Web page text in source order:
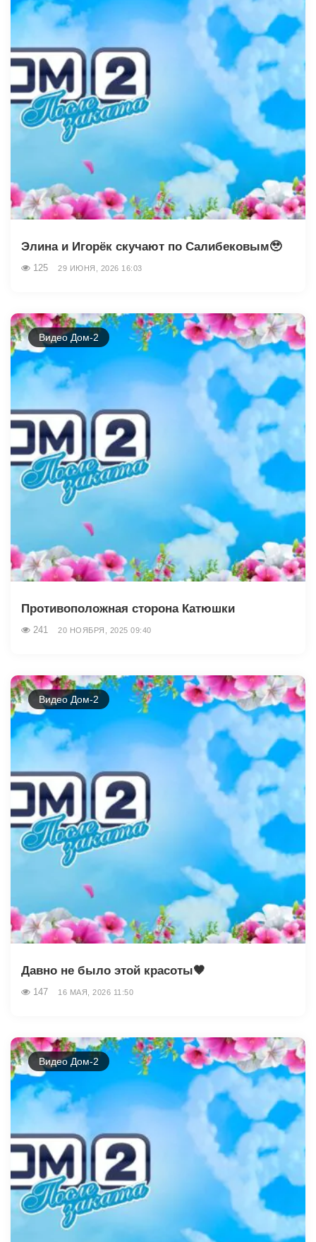
Элина и Игорёк скучают по Салибековым🥹
125 29 ИЮНЯ, 2026 16:03
Видео Дом-2
Противоположная сторона Катюшки
241 20 НОЯБРЯ, 2025 09:40
Видео Дом-2
Давно не было этой красоты🤎
147 16 МАЯ, 2026 11:50
Видео Дом-2